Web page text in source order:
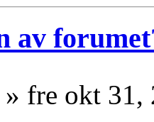
av
» fre okt 31,